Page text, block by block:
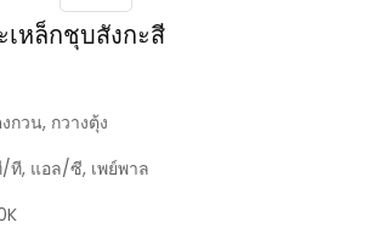
หล็กชุบสังกะสี
กวน, กวางตุ้ง
ที, แอล/ซี, เพย์พาล